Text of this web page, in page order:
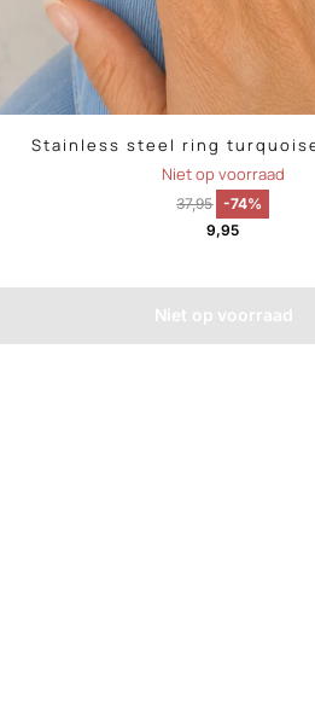
Stainless steel ring
Niet op voorraad
37,95 -74%
9,95
Niet op voorraad